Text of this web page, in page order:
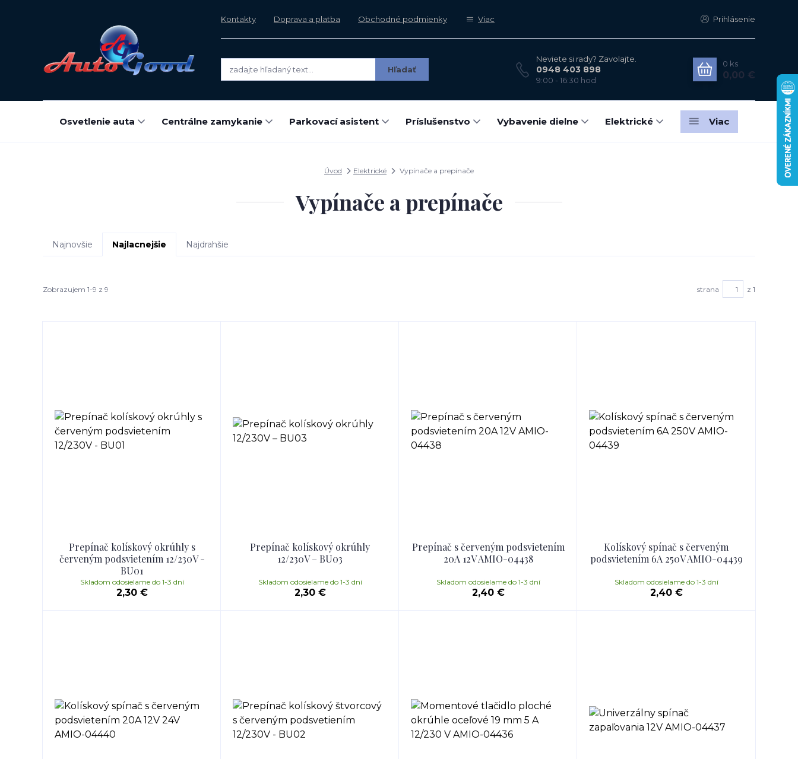
Kontakty Doprava a platba Obchodné podmienky Viac Prihlásenie
Hľadať
Neviete si rady? Zavolajte.
0948 403 898
9:00 - 16:30 hod
0 ks
0,00 €
Osvetlenie auta Centrálne zamykanie Parkovací asistent Príslušenstvo Vybavenie dielne Elektrické Viac
Úvod Elektrické Vypínače a prepínače
Vypínače a prepínače
Najnovšie Najlacnejšie Najdrahšie
Zobrazujem 1-9 z 9 strana z 1
Prepínač kolískový okrúhly s
červeným podsvietením 12/230V -
BU01
2,30 €
Skladom odosielame do 1-3 dní
Prepínač kolískový okrúhly
12/230V – BU03
2,30 €
Skladom odosielame do 1-3 dní
Prepínač s červeným podsvietením
20A 12V AMIO-04438
2,40 €
Skladom odosielame do 1-3 dní
Kolískový spínač s červeným
podsvietením 6A 250V AMIO-04439
2,40 €
Skladom odosielame do 1-3 dní